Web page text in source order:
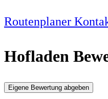
Routenplaner
Hofladen
Eigene Bewertung abgeben